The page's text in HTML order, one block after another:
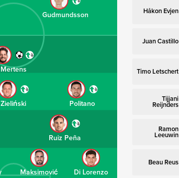
Gudmundsson
Di Lorenzo
Maksimović
Ruiz Peña
Politano
Zieliński
Mertens
Håkon Evjen
Juan Castillo
Timo Letschert
Tijjani
Reijnders
Ramon
Leeuwin
Beau Reus